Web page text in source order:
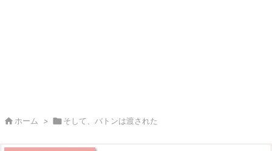
 ホーム > そして、バトンは渡された